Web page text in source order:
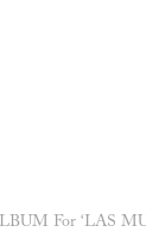
For ‘LAS